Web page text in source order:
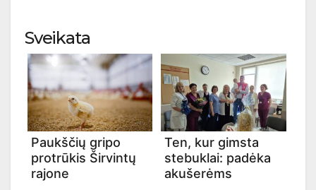
Sveikata
Paukščių gripo
protrūkis Širvintų
rajone
Ten, kur gimsta
stebuklai: padėka
akušerėms